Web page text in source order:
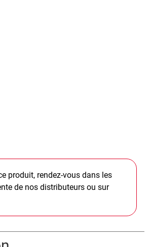
produit, rendez-vous dans les
de nos distributeurs ou sur